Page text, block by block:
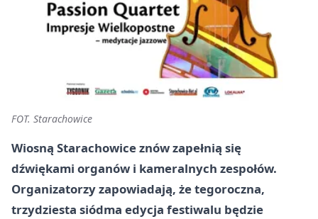
FOT. Starachowice
Wiosną Starachowice znów zapełnią się
dźwiękami organów i kameralnych zespołów.
Organizatorzy zapowiadają, że tegoroczna,
trzydziesta siódma edycja festiwalu będzie